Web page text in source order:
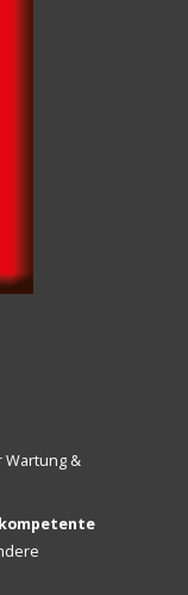
&
kompetente